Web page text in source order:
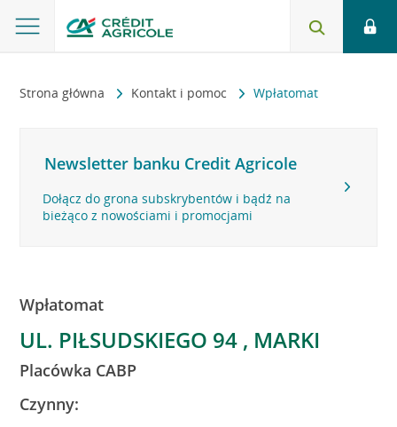
Strona główna Kontakt i pomoc Wpłatomat
Newsletter banku Credit Agricole
Dołącz do grona subskrybentów i bądź na
bieżąco z nowościami i promocjami
Wpłatomat
UL. PIŁSUDSKIEGO 94 , MARKI
Placówka CABP
Czynny: